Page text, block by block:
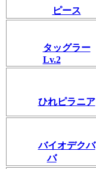
ピース
タッグラー
Lv.2
ひれピラニア
バイオデクバ
バ